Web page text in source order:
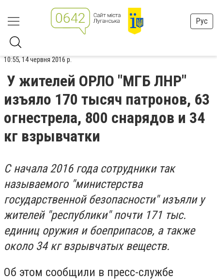
Рус
10:55, 14 червня 2016 р.
У жителей ОРЛО "МГБ ЛНР"
изъяло 170 тысяч патронов, 63
огнестрела, 800 снарядов и 34
кг взрывчатки
С начала 2016 года сотрудники так
называемого "министерства
государственной безопасности" изъяли у
жителей "республики" почти 171 тыс.
единиц оружия и боеприпасов, а также
около 34 кг взрывчатых веществ.
Об этом сообщили в пресс-службе